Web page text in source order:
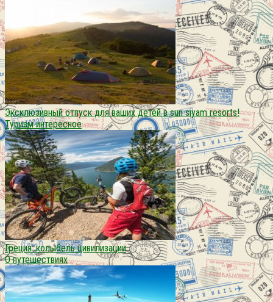
Эксклюзивный отпуск для ваших детей в sun siyam resorts!
Туризм интересное
Греция: колыбель цивилизации
О путешествиях